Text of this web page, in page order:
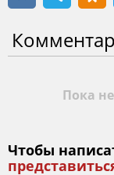
Пока
Чтобы